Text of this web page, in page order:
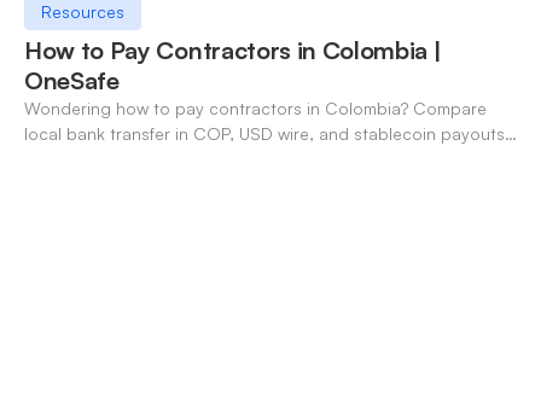
Resources
How to Pay Contractors in Colombia |
OneSafe
Wondering how to pay contractors in Colombia? Compare
local bank transfer in COP, USD wire, and stablecoin payouts.